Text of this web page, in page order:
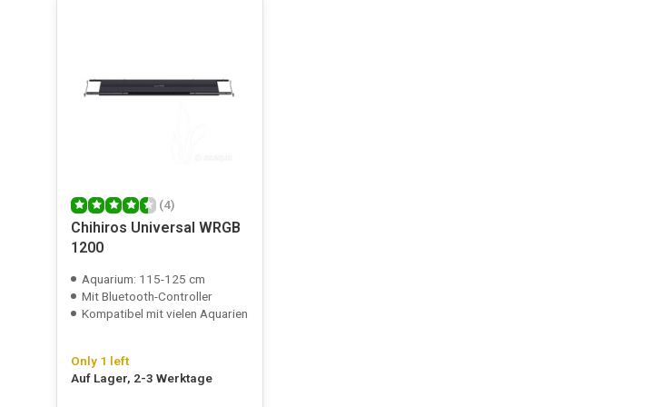
(4)
Chihiros Universal WRGB
1200
Aquarium: 115-125 cm
Mit Bluetooth-Controller
Kompatibel mit vielen Aquarien
Only 1 left
Auf Lager, 2-3 Werktage